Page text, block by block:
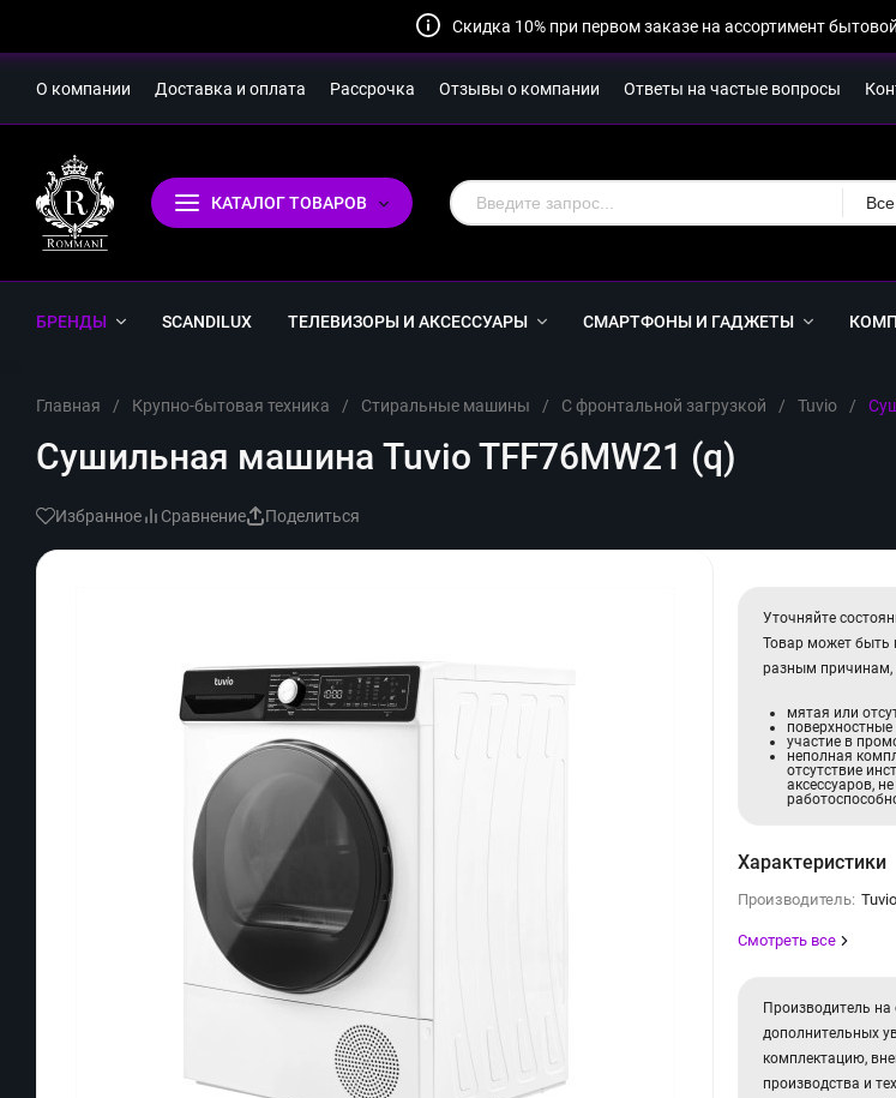
Скидка 10% при первом заказе на ассортимент
О компании Доставка и оплата Рассрочка Отзывы о компании Ответы на частые вопросы
КАТАЛОГ ТОВАРОВ
БРЕНДЫ SCANDILUX ТЕЛЕВИЗОРЫ И АКСЕССУАРЫ СМАРТФОНЫ И ГАДЖЕТЫ
Главная / Крупно-бытовая техника / Стиральные машины / С фронтальной загрузкой / Tuvio /
Сушильная машина Tuvio TFF76MW21 (q)
Избранное Сравнение Поделиться
Уточняйте
Товар может
разным причинам,
мятая или
участие в
неполная
отсутствие
аксессуаров,
Характеристики
Производитель: Tuvio
Смотреть все
Производитель на
дополнительных
комплектацию,
производства и